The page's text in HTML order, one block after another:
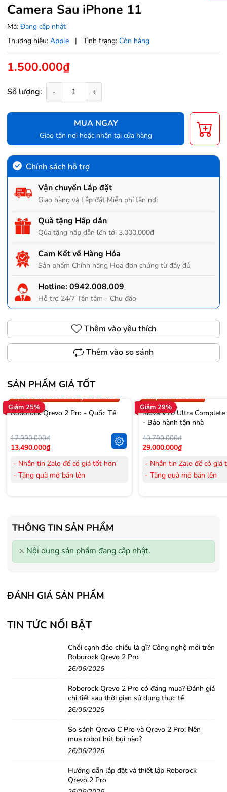
Camera Sau iPhone 11
Mã: Đang cập nhật
Thương hiệu: Apple | Tình trạng: Còn hàng
1.500.000₫
Số lượng: - +
MUA NGAY
Giao tận nơi hoặc nhận tại cửa hàng
Chính sách hỗ trợ
Vận chuyển Lắp đặt
Giao hàng và Lắp đặt Miễn phí tận nơi
Quà tặng Hấp dẫn
Qùa tặng hấp dẫn lên tới 3.000.000đ
Cam Kết về Hàng Hóa
Sản phẩm Chính hãng Hoá đơn chứng từ đầy đủ
Hotline:0942.008.009
Hỗ trợ 24/7 Tận tâm - Chu đáo
Thêm vào yêu thích
Thêm vào so sánh
SẢN PHẨM GIÁ TỐT
Giảm 25%
Trợ giá 300.000đ
Gọi 0942.008.009 để có giá TỐT nhất
Roborock Qrevo 2 Pro - Quốc Tế
17.990.000₫
13.490.000₫
- Nhắn tin Zalo để có giá tốt hơn
- Tặng quà mở bán lên
- Tặng Voucher trị giá
150.000đ
mua Máy lọc Không khí
- Cam kết hàng mới 100%.
- Lắp đặt, HDSD tại nhà nội thành
- Bảo hành 24 tháng chính hãng
Giảm 29%
Sản phẩm vừa ra mắt
Mova V70 Ultra
- Bảo hành tận nhà
40.790.000₫
29.000.000₫
- Nhắn tin Zalo để có giá
- Tặng quà mở bán lên
- Cam kết hàng mới
- Lắp đặt, HDSD tại nhà
THÔNG TIN SẢN PHẨM
× Nội dung sản phẩm đang cập nhật.
ĐÁNH GIÁ SẢN PHẨM
TIN TỨC NỔI BẬT
Chổi cạnh đảo chiều là gì? Công nghệ mới trên
Roborock Qrevo 2 Pro
26/06/2026
Roborock Qrevo 2 Pro có đáng mua? Đánh giá
chi tiết sau thời gian sử dụng thực tế
26/06/2026
So sánh Qrevo C Pro và Qrevo 2 Pro: Nên
mua robot hút bụi nào?
26/06/2026
Hướng dẫn lắp đặt và thiết lập Roborock
Qrevo 2 Pro